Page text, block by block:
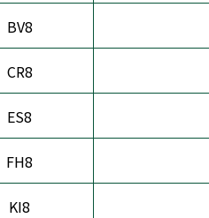
BV8
CR8
ES8
FH8
KI8